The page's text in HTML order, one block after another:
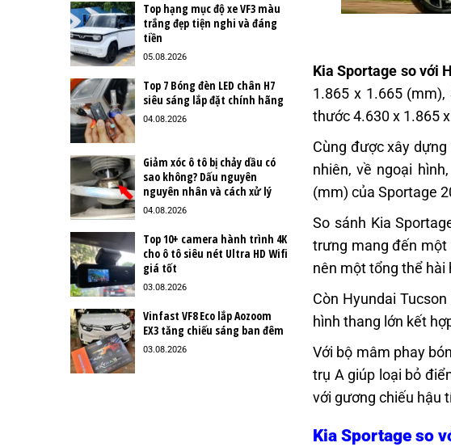
Kia Sportage so với
1.865 x 1.665
thước 4.630 x 1.865
Cùng được xây
nhiên, về ngoại
(mm) của Sportage
So sánh Kia
trưng mang đến một
nên một tổng thể hài
Còn Hyundai
hình thang lớn kết
Với bộ mâm phay
trụ A giúp loại bỏ
với gương chiếu hậu
Kia Sportage so
Top hạng mục độ xe VF3 màu
trắng đẹp tiện nghi và đáng
tiền
05.08.2026
Top 7 Bóng đèn LED chân H7
siêu sáng lắp đặt chính hãng
04.08.2026
Giảm xóc ô tô bị chảy dầu có
sao không? Dấu nguyên
nguyên nhân và cách xử lý
04.08.2026
Top 10+ camera hành trình 4K
cho ô tô siêu nét Ultra HD Wifi
giá tốt
03.08.2026
Vinfast VF8 Eco lắp Aozoom
EX3 tăng chiếu sáng ban đêm
03.08.2026